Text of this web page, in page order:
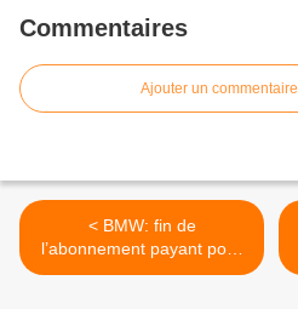
Commentaires
Ajouter un commentaire
< BMW: fin de
l’abonnement payant pour
CarPlay